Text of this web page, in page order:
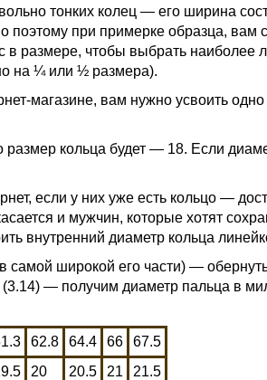
тонких колец — его ширина
при примерке образца, вам
в размере, чтобы выбрать
на ¼ или ½ размера).
магазине, вам нужно усвоить
кольца будет — 18. Если
если у них уже есть кольцо —
и мужчин, которые хотят
внутренний диаметр кольца
широкой его части) —
(3.14) — получим диаметр пальца в
62.8 64.4 66
67.5
20 20.5 21 21.5